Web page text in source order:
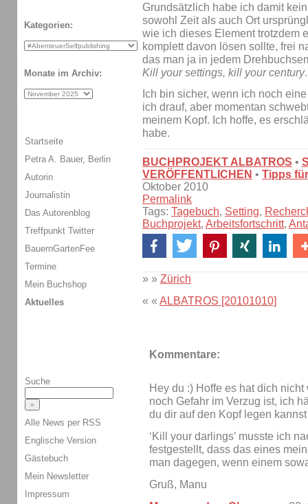
Grundsätzlich habe ich damit
sowohl Zeit als auch Ort
wie ich dieses Element trotzdem
komplett davon lösen sollte, frei
das man ja in jedem
Kill your settings, kill your century.
Ich bin sicher, wenn ich noch
ich drauf, aber momentan
meinem Kopf. Ich hoffe, es
habe.
BUCHPROJEKT ALBATROS •
VERÖFFENTLICHEN • Tipps
Oktober 2010
Permalink
Tags: Tagebuch, Setting,
Buchprojekt, Arbeitsfortschritt,
» » Zürich
« « ALBATROS [20101010]
Kommentare:
Hey du :) Hoffe es hat dich
noch Gefahr im Verzug ist, ich
du dir auf den Kopf legen
‘Kill your darlings’ musste ich
festgestellt, dass das eines
man dagegen, wenn einem
Gruß, Manu
Kategorien:
Monate im Archiv:
Startseite
Petra A. Bauer, Berlin
Autorin
Journalistin
Das Autorenblog
Treffpunkt Twitter
BauernGartenFee
Termine
Mein Buchshop
Aktuelles
Suche
Alle News per RSS
Englische Version
Gästebuch
Mein Newsletter
Impressum